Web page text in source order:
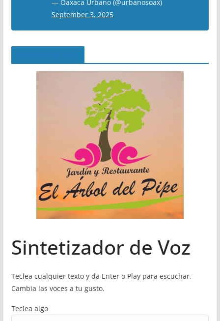
— Oaxaca Urbano (@urbanosoax)
September 3, 2025
Sintetizador de Voz
Teclea cualquier texto y da Enter o Play para escuchar.
Cambia las voces a tu gusto.
Teclea algo